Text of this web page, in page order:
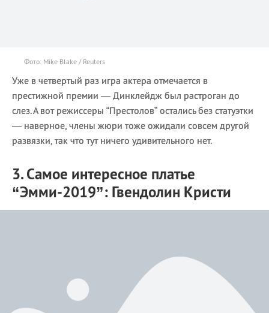
Фото: Mike Blake / Reuters
Уже в четвертый раз игра актера отмечается в
престижной премии — Динклейдж был растроган до
слез. А вот режиссеры “Престолов” остались без статуэтки
— наверное, члены жюри тоже ожидали совсем другой
развязки, так что тут ничего удивительного нет.
3. Самое интересное платье
“Эмми-2019”: Гвендолин Кристи